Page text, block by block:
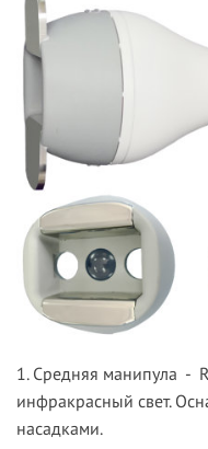
1. Средняя манипула -
инфракрасный свет.
насадками.